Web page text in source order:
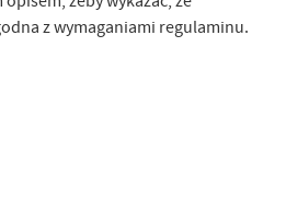
z wymaganiami regulaminu.